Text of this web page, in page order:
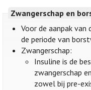
Zwangerschap en
Voor de aanpak van
de periode van
Zwangerschap:
Insuline is de
zwangerschap
zowel bij pre-